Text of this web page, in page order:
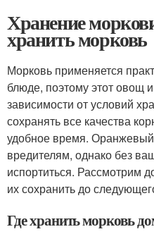
Хранение
хранить морковь
Морковь применяется
блюде, поэтому этот овощ
зависимости от условий
сохранять все качества
удобное время. Оранжевый
вредителям, однако без
испортиться. Рассмотрим
их сохранить до
Где хранить морковь